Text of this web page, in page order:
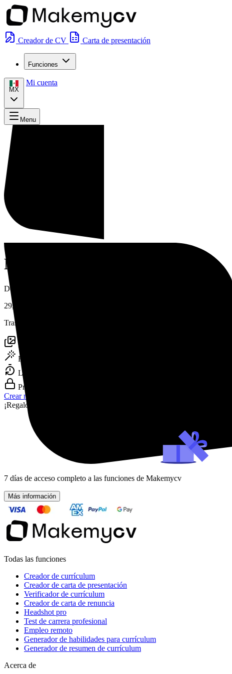
Creador de CV Carta de presentación
Funciones
MX
Mi cuenta
Menu
Nuestros precios
Desbloquea todas las funciones al pasarte a Premium
29,90€
Tras 7 días, se renueva automáticamente por 27,95€ cada 4 semanas.
30 fotos profesionales
Resolución premium
Listas en 10 minutos
Privacidad garantizada
Crear mis fotos
¡Regalo bonus!
7 días de acceso completo a las funciones de Makemycv
Más información
Todas las funciones
Creador de currículum
Creador de carta de presentación
Verificador de currículum
Creador de carta de renuncia
Headshot pro
Test de carrera profesional
Empleo remoto
Generador de habilidades para currículum
Generador de resumen de currículum
Acerca de